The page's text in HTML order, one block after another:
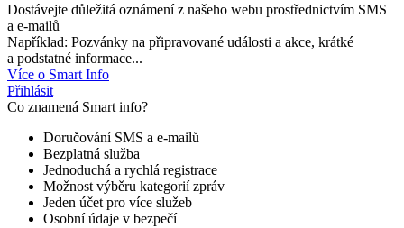
Dostávejte důležitá oznámení z našeho webu prostřednictvím SMS
a e-mailů
Například: Pozvánky na připravované události a akce, krátké
a podstatné informace...
Více o Smart Info
Přihlásit
Co znamená Smart info?
Doručování SMS a e-mailů
Bezplatná služba
Jednoduchá a rychlá registrace
Možnost výběru kategorií zpráv
Jeden účet pro více služeb
Osobní údaje v bezpečí